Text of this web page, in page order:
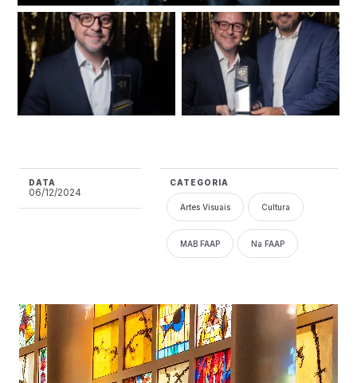
DATA
06/12/2024
CATEGORIA
Artes Visuais Cultura
MAB FAAP Na FAAP